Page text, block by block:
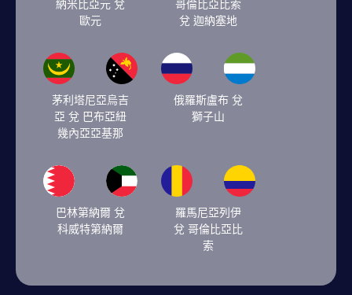
納米比亞元 兌
歐元
哥倫比亞比索
兌 迦納塞地
茅利塔尼亞烏吉
亞 兌 巴布亞紐
幾內亞亞基那
俄羅斯盧布 兌
獅子山
巴林第納爾 兌
科威特第納爾
羅馬尼亞列伊
兌 哥倫比亞比
索